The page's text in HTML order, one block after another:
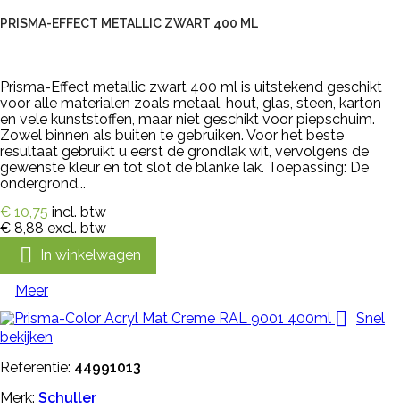
PRISMA-EFFECT METALLIC ZWART 400 ML
Prisma-Effect metallic zwart 400 ml is uitstekend geschikt
voor alle materialen zoals metaal, hout, glas, steen, karton
en vele kunststoffen, maar niet geschikt voor piepschuim.
Zowel binnen als buiten te gebruiken. Voor het beste
resultaat gebruikt u eerst de grondlak wit, vervolgens de
gewenste kleur en tot slot de blanke lak. Toepassing: De
ondergrond...
€ 10,75 incl. btw
€ 8,88 excl. btw
 In winkelwagen
Meer

Snel
bekijken
Referentie: 44991013
Merk: Schuller